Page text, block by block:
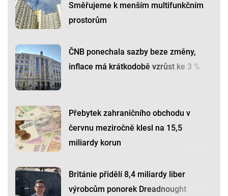
Směřujeme k menším multifunkčním
prostorům
ČNB ponechala sazby beze změny,
inflace má krátkodobě vzrůst ke 3 %
Přebytek zahraničního obchodu v
červnu meziročně klesl na 15,5
miliardy korun
Británie přidělí 8,4 miliardy liber
výrobcům ponorek Dreadnought